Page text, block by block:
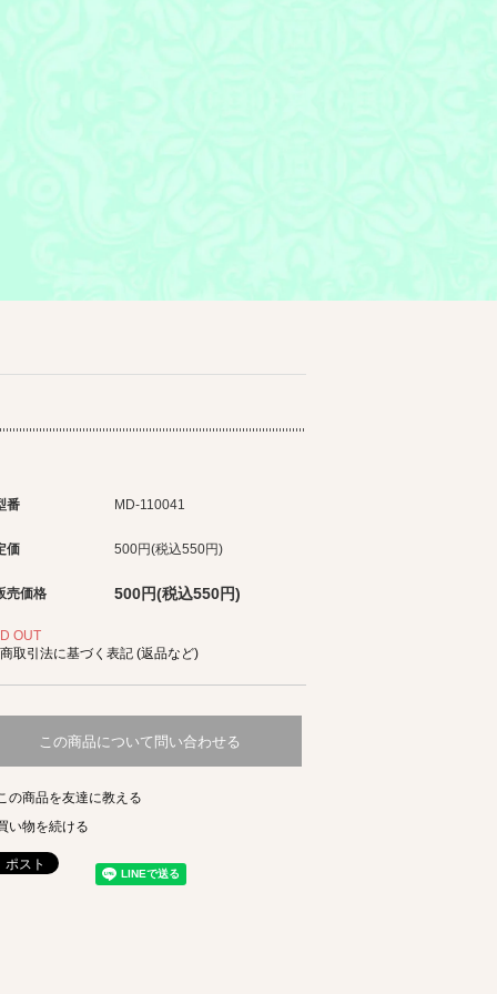
番 MD-110041
価 500円(税込550円)
売価格 500円(税込550円)
OUT
取引法に基づく表記 (返品など)
この商品について問い合わせる
の商品を友達に教える
い物を続ける